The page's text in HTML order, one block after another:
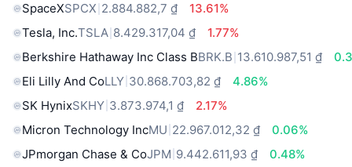
SpaceXSPCX 2.884.882,7 ₫
13.61%
Tesla, Inc.TSLA 8.429.317,04 ₫
1.77%
Berkshire Hathaway Inc Class BBRK.B 13.610.987,51 ₫
Eli Lilly And CoLLY 30.868.703,82 ₫
4.86%
SK HynixSKHY 3.873.974,1 ₫
2.17%
Micron Technology IncMU 22.967.012,32 ₫
0.06%
JPmorgan Chase & CoJPM 9.442.611,93 ₫
0.48%